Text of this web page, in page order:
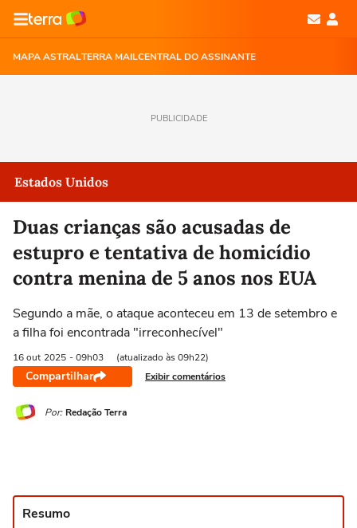
MAPA ASTRALTERRA MAILCENTRAL DO ASSINANTE
PUBLICIDADE
Estados Unidos
Duas crianças são acusadas de
estupro e tentativa de homicídio
contra menina de 5 anos nos EUA
Segundo a mãe, o ataque aconteceu em 13 de setembro e
a filha foi encontrada "irreconhecível"
16 out 2025 - 09h03 (atualizado às 09h22)
Compartilhar Exibir comentários
Por: Redação Terra
Resumo